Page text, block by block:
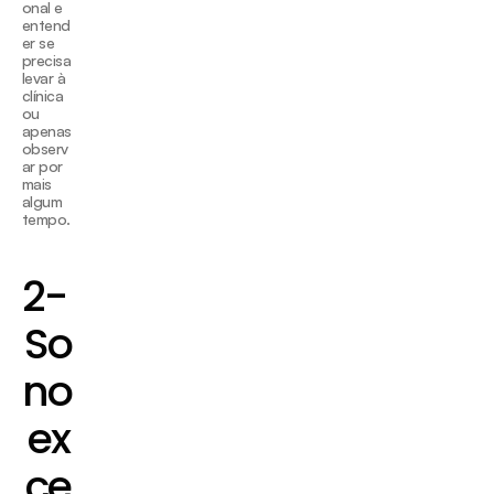
onal e
entend
er se
precisa
levar à
clínica
ou
apenas
observ
ar por
mais
algum
tempo.
2-
So
no
ex